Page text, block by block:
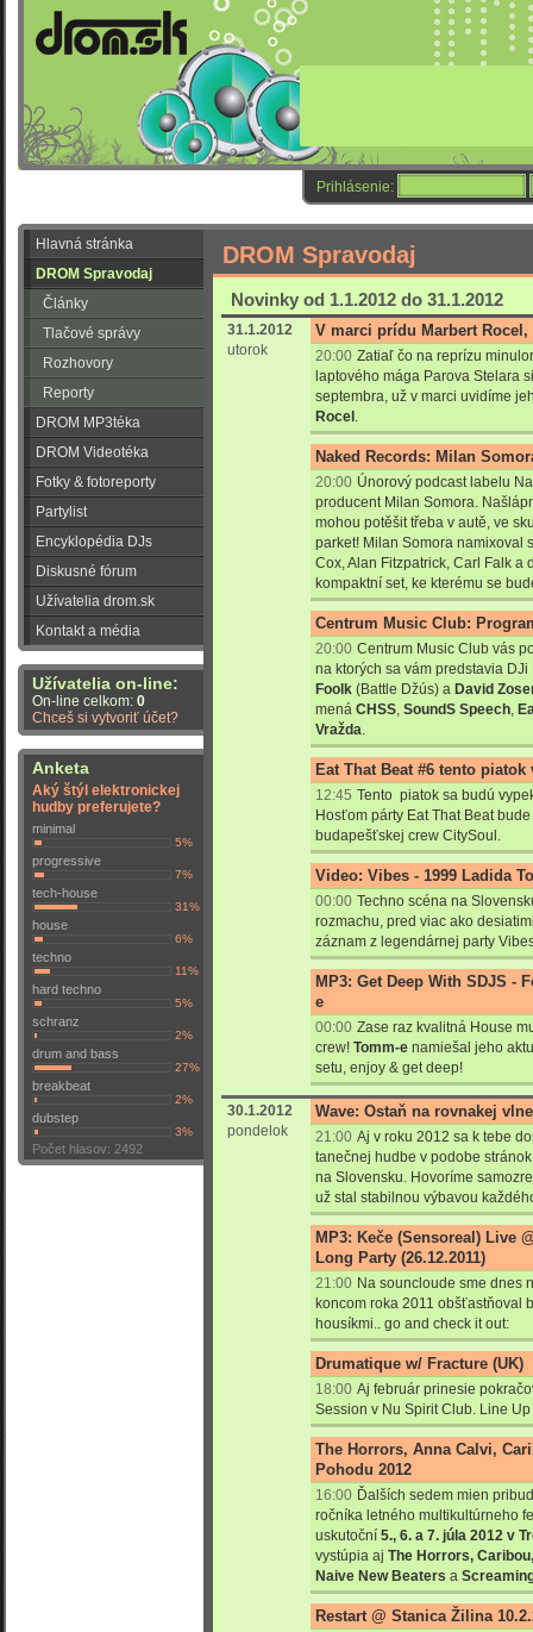
Prihlásenie:
Hlavná stránka
DROM Spravodaj
Články
Tlačové správy
Rozhovory
Reporty
DROM MP3téka
DROM Videotéka
Fotky & fotoreporty
Partylist
Encyklopédia DJs
Diskusné fórum
Užívatelia drom.sk
Kontakt a média
Užívatelia on-line:
On-line celkom: 0
Chceš si vytvoriť účet?
Anketa
Aký štýl elektronickej
hudby preferujete?
minimal
5%
progressive
7%
tech-house
31%
house
6%
techno
11%
hard techno
5%
schranz
2%
drum and bass
27%
breakbeat
2%
dubstep
3%
Počet hlasov: 2492
DROM Spravodaj
Novinky od 1.1.2012 do 31.1.2012
31.1.2012
utorok
V marci prídu Marbert
20:00 Zatiaľ čo na reprízu
laptového mága Parova Stelara
septembra, už v marci uvidíme
Rocel .
Naked Records: Milan
20:00 Únorový podcast labelu
producent Milan Somora.
mohou potěšit třeba v autě, ve
parket! Milan Somora namixoval
Cox, Alan Fitzpatrick, Carl Falk a
kompaktní set, ke kterému se
Centrum Music Club:
20:00 Centrum Music Club vás
na ktorých sa vám predstavia
Foolk (Battle Džús) a David
mená CHSS, SoundS Speech,
Vražda.
Eat That Beat #6 tento piatok
12:45 Tento piatok sa budú
Hosťom párty Eat That Beat
budapešťskej crew CitySoul.
Video: Vibes - 1999 Ladida
00:00 Techno scéna na
rozmachu, pred viac ako
záznam z legendárnej party
MP3: Get Deep With SDJS -
e
00:00 Zase raz kvalitná House
crew! Tomm-e namiešal jeho
setu, enjoy & get deep!
30.1.2012
pondelok
Wave: Ostaň na rovnakej
21:00 Aj v roku 2012 sa k tebe
tanečnej hudbe v podobe
na Slovensku. Hovoríme
už stal stabilnou výbavou
MP3: Keče (Sensoreal) Live
Long Party (26.12.2011)
21:00 Na souncloude sme dnes
koncom roka 2011 obšťastňoval
housíkmi.. go and check it out:
Drumatique w/ Fracture (UK)
18:00 Aj február prinesie
Session v Nu Spirit Club. Line
The Horrors, Anna Calvi,
Pohodu 2012
16:00 Ďalších sedem mien
ročníka letného multikultúrneho
uskutoční 5., 6. a 7. júla 2012 v
vystúpia aj The Horrors,
Naive New Beaters a
Restart @ Stanica Žilina